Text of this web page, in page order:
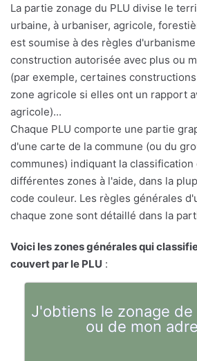
La partie zonage du PLU divise le
urbaine, à urbaniser, agricole,
est soumise à des règles
construction autorisée avec plus ou
(par exemple, certaines
zone agricole si elles ont un rapport
agricole)...
Chaque PLU comporte une partie
d'une carte de la commune (ou du
communes) indiquant la
différentes zones à l'aide, dans la
code couleur. Les règles générales
chaque zone sont détaillé dans la
Voici les zones générales qui
couvert par le PLU :
J'obtiens le zonage de
ou de mon